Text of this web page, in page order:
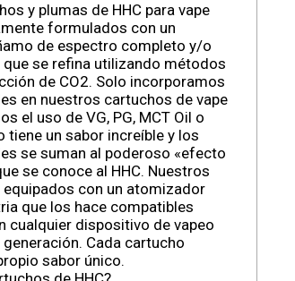
y plumas de HHC para vape
formulados con un
de espectro completo y/o
se refina utilizando métodos
de CO2. Solo incorporamos
en nuestros cartuchos de vape
el uso de VG, PG, MCT Oil o
tiene un sabor increíble y los
se suman al poderoso «efecto
se conoce al HHC. Nuestros
con un atomizador
que los hace compatibles
cualquier dispositivo de vapeo
Cada cartucho
sabor único.